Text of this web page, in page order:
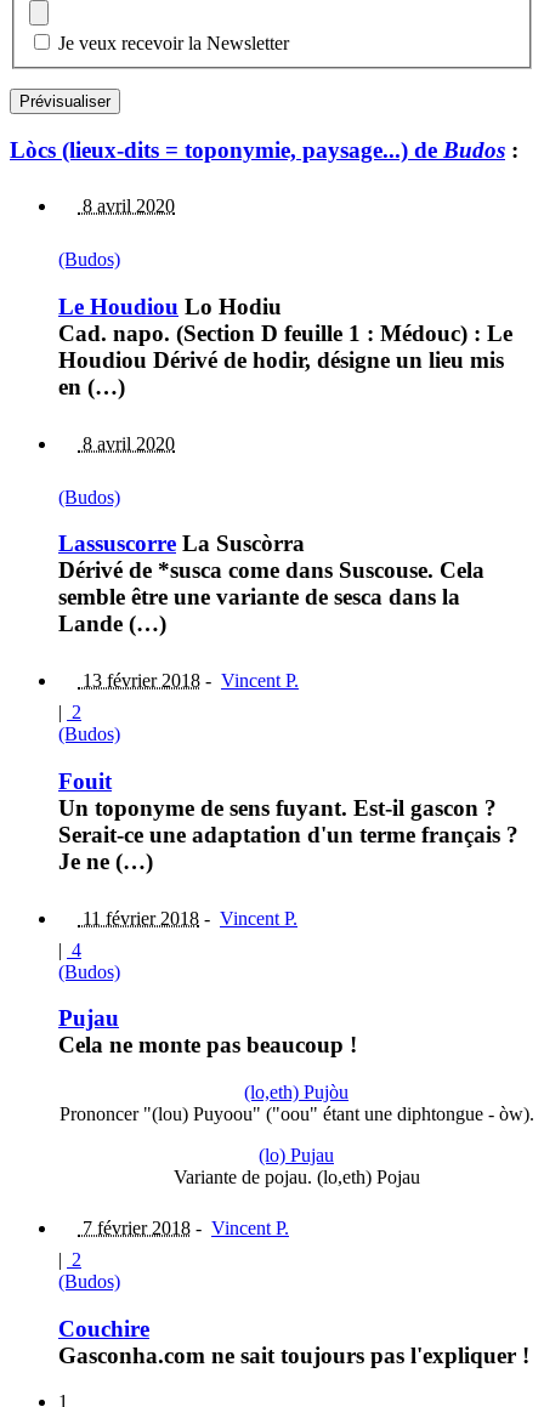
Je veux recevoir la Newsletter
Lòcs (lieux-dits = toponymie, paysage...) de Budos :
8 avril 2020
(Budos)
Le Houdiou Lo Hodiu
Cad. napo. (Section D feuille 1 : Médouc) : Le
Houdiou Dérivé de hodir, désigne un lieu mis
en (…)
8 avril 2020
(Budos)
Lassuscorre La Suscòrra
Dérivé de *susca come dans Suscouse. Cela
semble être une variante de sesca dans la
Lande (…)
13 février 2018 - Vincent P.
| 2
(Budos)
Fouit
Un toponyme de sens fuyant. Est-il gascon ?
Serait-ce une adaptation d'un terme français ?
Je ne (…)
11 février 2018 - Vincent P.
| 4
(Budos)
Pujau
Cela ne monte pas beaucoup !
(lo,eth) Pujòu
Prononcer "(lou) Puyoou" ("oou" étant une diphtongue - òw).
(lo) Pujau
Variante de pojau. (lo,eth) Pojau
7 février 2018 - Vincent P.
| 2
(Budos)
Couchire
Gasconha.com ne sait toujours pas l'expliquer !
1